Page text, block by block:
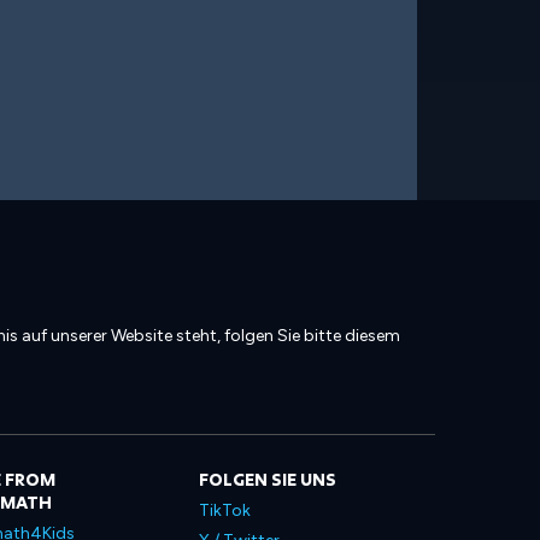
auf unserer Website steht, folgen Sie bitte diesem
FROM
FOLGEN SIE UNS
TikTok